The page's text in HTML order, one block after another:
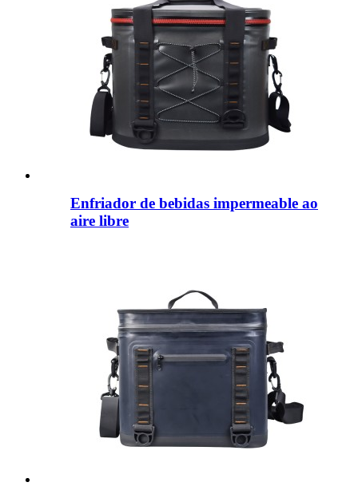
Enfriador de bebidas impermeable ao
aire libre